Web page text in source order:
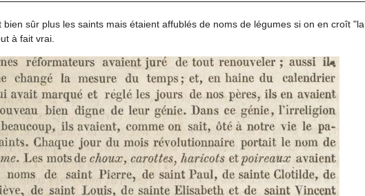
bien sûr plus les saints mais étaient affublés de noms de légumes si on en croît "la
à fait vrai.